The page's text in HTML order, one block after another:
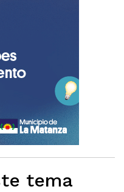
tema